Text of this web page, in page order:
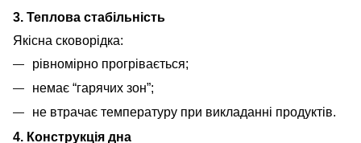
3. Теплова стабільність
Якісна сковорідка:
рівномірно прогрівається;
немає “гарячих зон”;
не втрачає температуру при викладанні продуктів.
4. Конструкція дна